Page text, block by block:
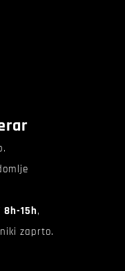
8h-15h,
zaprto.